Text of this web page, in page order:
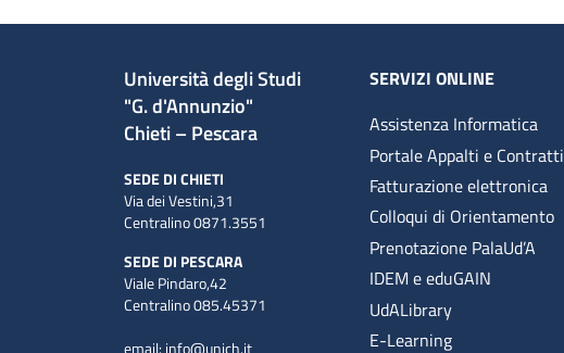
Università degli Studi
"G. d'Annunzio"
Chieti – Pescara
SEDE DI CHIETI
Via dei Vestini,31
Centralino 0871.3551
SEDE DI PESCARA
Viale Pindaro,42
Centralino 085.45371
SERVIZI ONLINE
Assistenza Informatica
Portale Appalti e Contratti
Fatturazione elettronica
Colloqui di Orientamento
Prenotazione PalaUd’A
IDEM e eduGAIN
UdALibrary
E-Learning